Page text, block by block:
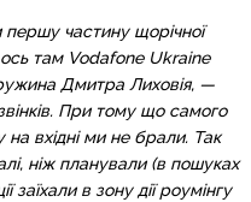
частину щорічної
ось там Vodafone Ukraine
Дмитра Лиховія, —
При тому що самого
на вхідні ми не брали. Так
ніж планували (в пошуках
заїхали в зону дії роумінгу